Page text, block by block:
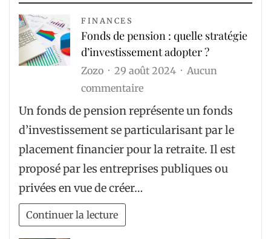
FINANCES
Fonds de pension : quelle stratégie
d’investissement adopter ?
Zozo 29 août 2024
Aucun
commentairesur
Fonds
de
quelle
stratégie
Un fonds de pension représente un fonds
d’investissement se particularisant par le
placement financier pour la retraite. Il est
proposé par les entreprises publiques ou
privées en vue de créer…
Continuer la lecture